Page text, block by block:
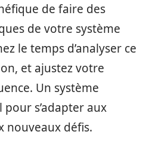
de faire des
de votre système
le temps d’analyser ce
et ajustez votre
Un système
s’adapter aux
nouveaux défis.